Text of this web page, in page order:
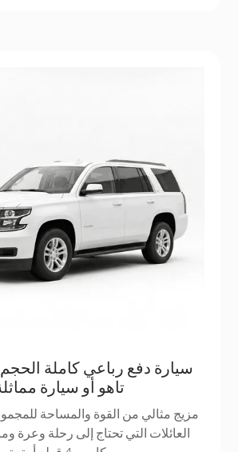
سيارة دفع رباعي كاملة
تاهو أو سيارة
مزيج مثالي من القوة والمساحة